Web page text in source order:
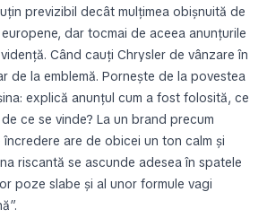
previzibil decât mulțimea obișnuită de
dar tocmai de aceea anunțurile
Când cauți Chrysler de vânzare în
de la emblemă. Pornește de la povestea
explică anunțul cum a fost folosită, ce
ce se vinde? La un brand precum
are de obicei un ton calm și
riscantă se ascunde adesea în spatele
poze slabe și al unor formule vagi